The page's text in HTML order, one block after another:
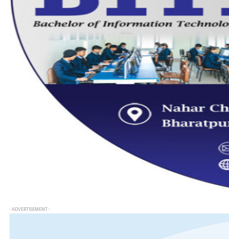
- ADVERTISEMENT -